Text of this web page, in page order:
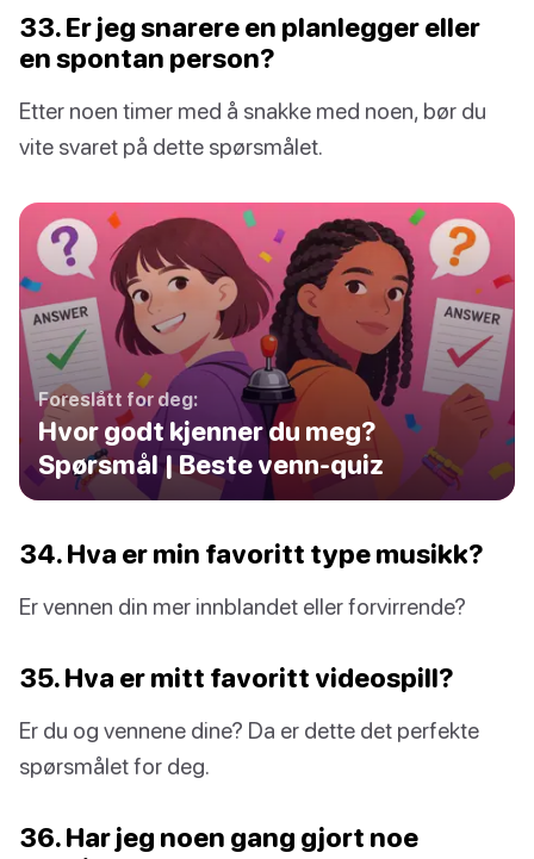
33. Er jeg snarere en planlegger eller
en spontan person?
Etter noen timer med å snakke med noen, bør du
vite svaret på dette spørsmålet.
Foreslått for deg:
Hvor godt kjenner du meg?
Spørsmål | Beste venn-quiz
34. Hva er min favoritt type musikk?
Er vennen din mer innblandet eller forvirrende?
35. Hva er mitt favoritt videospill?
Er du og vennene dine? Da er dette det perfekte
spørsmålet for deg.
36. Har jeg noen gang gjort noe